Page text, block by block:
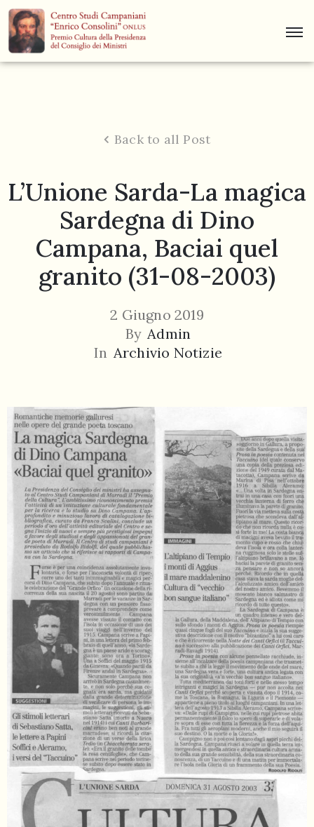
Centro
Museo
Contatti
055
804
5943
centrocampana@tiscali.it
Back to all Post
L’Unione Sarda-La magica
Sardegna di Dino
Campana, Baciai quel
granito (31-08-2003)
2 Giugno 2019
By Admin
In Archivio Notizie